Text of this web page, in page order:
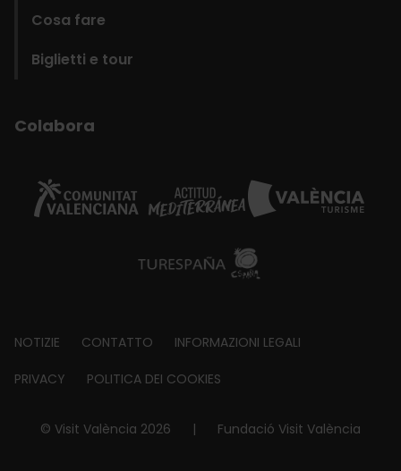
Cosa fare
Biglietti e tour
Colabora
Footer
about
NOTIZIE CONTATTO INFORMAZIONI LEGALI
PRIVACY POLITICA DEI COOKIES
© Visit València 2026 | Fundació Visit València